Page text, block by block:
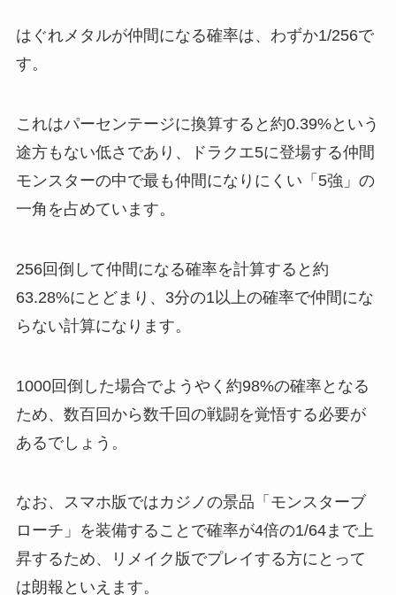
はぐれメタルが仲間になる確率は、わずか1/256で
す。
これはパーセンテージに換算すると約0.39%という
途方もない低さであり、ドラクエ5に登場する仲間
モンスターの中で最も仲間になりにくい「5強」の
一角を占めています。
256回倒して仲間になる確率を計算すると約
63.28%にとどまり、3分の1以上の確率で仲間にな
らない計算になります。
1000回倒した場合でようやく約98%の確率となる
ため、数百回から数千回の戦闘を覚悟する必要が
あるでしょう。
なお、スマホ版ではカジノの景品「モンスターブ
ローチ」を装備することで確率が4倍の1/64まで上
昇するため、リメイク版でプレイする方にとって
は朗報といえます。